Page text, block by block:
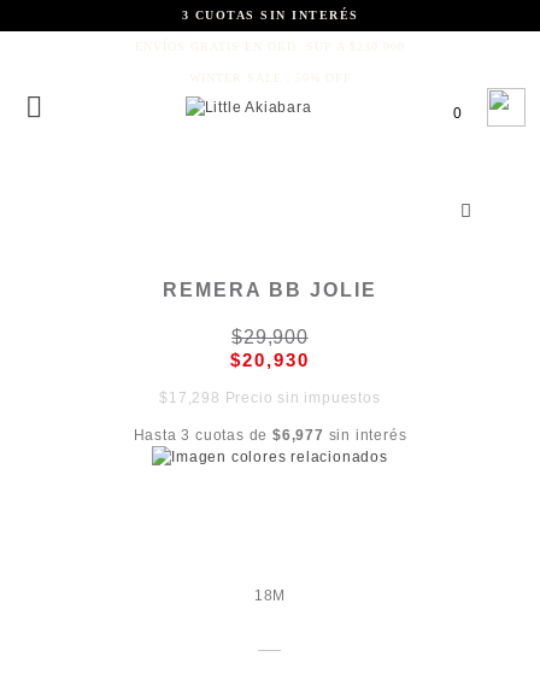
3 CUOTAS SIN INTERÉS
ENVÍOS GRATIS EN ORD. SUP A $230.000
WINTER SALE | 50% OFF
0
REMERA BB JOLIE
$29,900
$20,930
$17,298 Precio sin impuestos
Hasta 3 cuotas de $6,977 sin interés
18M